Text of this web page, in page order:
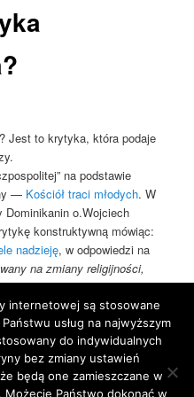
Jest to krytyka, która podaje
na podstawie
— Kościół traci młodych. W
o.Wojciech
konstruktywną mówiąc:
nadzieję, w odpowiedzi na
na zmiany religijności,
.
do wielu!
. Bookmark thepermalink.
internetowej są stosowane
usług na najwyższym
do indywidualnych
bez zmiany ustawień
będą one zamieszczane w
Państwo dokonać w